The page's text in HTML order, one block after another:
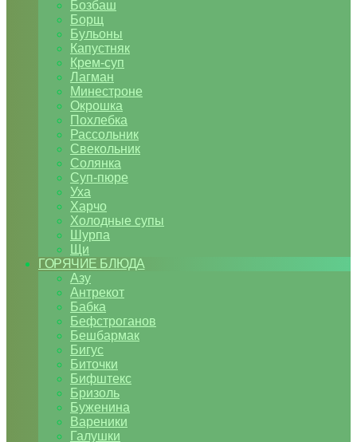
Бозбаш
Борщ
Бульоны
Капустняк
Крем-суп
Лагман
Минестроне
Окрошка
Похлебка
Рассольник
Свекольник
Солянка
Суп-пюре
Уха
Харчо
Холодные супы
Шурпа
Щи
ГОРЯЧИЕ БЛЮДА
Азу
Антрекот
Бабка
Бефстроганов
Бешбармак
Бигус
Биточки
Бифштекс
Бризоль
Буженина
Вареники
Галушки